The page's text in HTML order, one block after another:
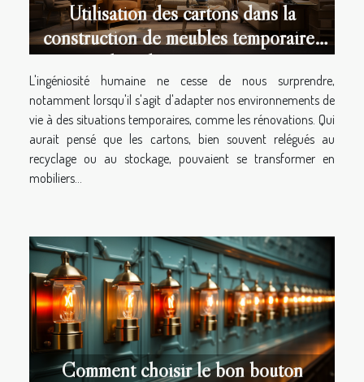
Utilisation des cartons dans la
construction de meubles temporaires
lors de rénovations
L'ingéniosité humaine ne cesse de nous surprendre,
notamment lorsqu'il s'agit d'adapter nos environnements de
vie à des situations temporaires, comme les rénovations. Qui
aurait pensé que les cartons, bien souvent relégués au
recyclage ou au stockage, pouvaient se transformer en
mobiliers...
Comment choisir le bon bouton